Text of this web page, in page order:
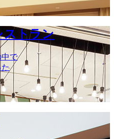
ストラン
中で
た